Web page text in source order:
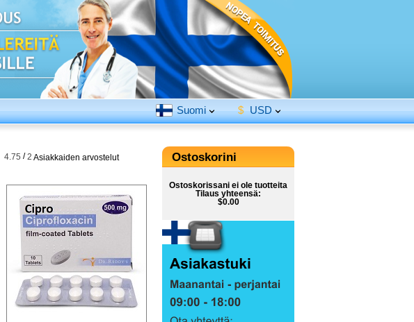
$ USD
Suomi
4.75 /2 Asiakkaiden arvostelut Ostoskorini
Ostoskorissani ei ole tuotteita
Tilaus yhteensä:
$0.00